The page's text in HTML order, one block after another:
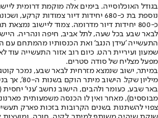
בגודל האוכלוסייה. בימים אלה מוקמת דרומית
נוספת בת כ-680 יחידות דיור צמודות
כ-800 יחידות דיור מדרומה. צמוד ליישוב
לבאר שבע בכל שעה, לתל אביב, חיפה ונהריה.
התעשייה 'עידן הנגב' ואת הכנסותיו מהמתחם עם
שמעון ועיריית רהט. כיום רוב אזור התעשייה עוד
מפעל מצליח של סודה סטרים.
מיליון שקל.
באר שבע, כעומר ולהבים, הישוב נחשב 'עני' יחסית
מבוססים), מאחר ואין לו הכנסה משמעותית
צפוי להשתנות בשנים הקרובות בזכות פארק